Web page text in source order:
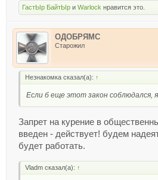
ГастЫр БайтЫр и Warlock нравится это.
ОДОБРЯМС
Старожил
Незнакомка сказал(а): ↑
Если б еще этот закон соблюдался,
Запрет на курение в
введен - действует! будем
будет работать.
Vladm сказал(а): ↑